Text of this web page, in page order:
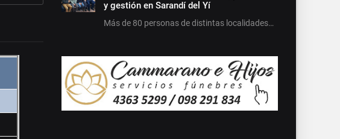
y gestión en Sarandí del Yí
Más de 80 personas de distintas localidades…